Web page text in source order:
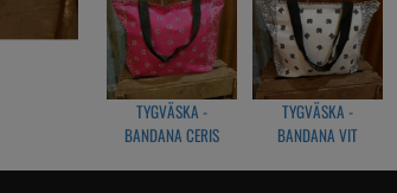
TYGVÄSKA -
BANDANA CERIS
TYGVÄSKA -
BANDANA VIT